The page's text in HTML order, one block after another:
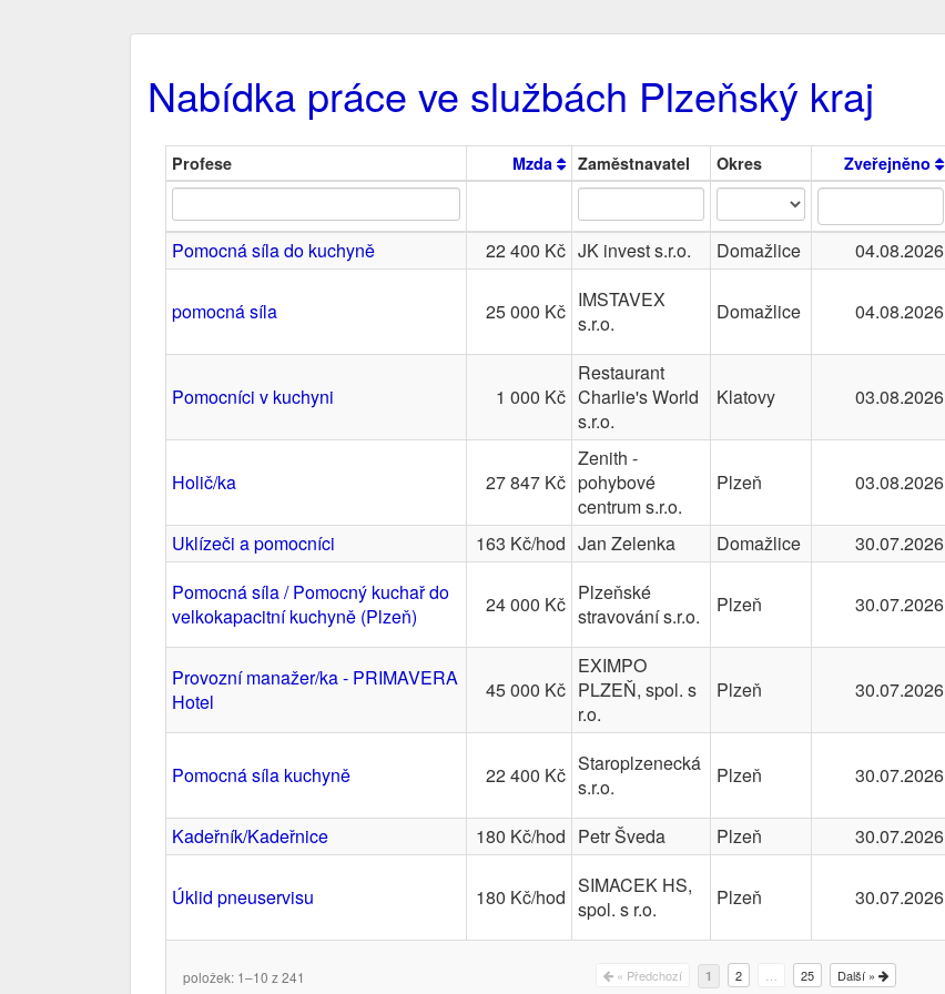
Nabídka práce ve službách Plzeňský kraj
Profese Mzda Zaměstnavatel Okres Zveřejněno
Pomocná síla do kuchyně 22 400 Kč JK invest s.r.o. Domažlice 04.08.2026
pomocná síla 25 000 Kč IMSTAVEX
s.r.o.
Domažlice 04.08.2026
Pomocníci v kuchyni 1 000 Kč
Restaurant
Charlie's World
s.r.o.
Klatovy 03.08.2026
Holič/ka 27 847 Kč
Zenith -
pohybové
centrum s.r.o.
Plzeň 03.08.2026
Uklízeči a pomocníci 163 Kč/hod Jan Zelenka Domažlice
30.07.2026
Pomocná síla / Pomocný kuchař do
velkokapacitní kuchyně (Plzeň)
24 000 Kč Plzeňské
stravování s.r.o.
Plzeň 30.07.2026
Provozní manažer/ka - PRIMAVERA
Hotel
45 000 Kč
EXIMPO
PLZEŇ, spol. s
r.o.
Plzeň 30.07.2026
Pomocná síla kuchyně 22 400 Kč Staroplzenecká
s.r.o.
Plzeň 30.07.2026
Kadeřník/Kadeřnice
180 Kč/hod Petr Šveda Plzeň 30.07.2026
Úklid pneuservisu 180 Kč/hod SIMACEK HS,
spol. s r.o.
Plzeň 30.07.2026
položek: 1–10 z 241 « Předchozí 1 2 25 Další »